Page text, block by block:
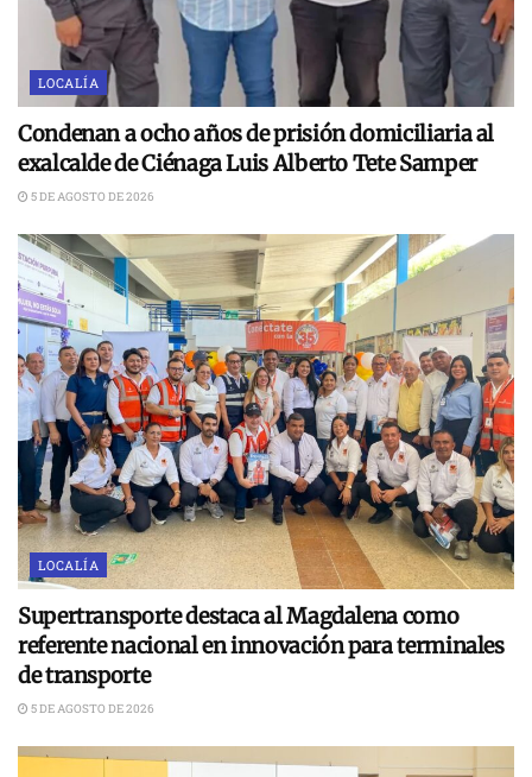
LOCALÍA
Condenan a ocho años de prisión domiciliaria al
exalcalde de Ciénaga Luis Alberto Tete Samper
5 DE AGOSTO DE 2026
LOCALÍA
Supertransporte destaca al Magdalena como
referente nacional en innovación para terminales
de transporte
5 DE AGOSTO DE 2026